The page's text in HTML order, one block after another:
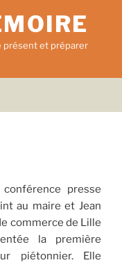
présent et préparer
presse
au maire et Jean
commerce de Lille
la première
piétonnier. Elle